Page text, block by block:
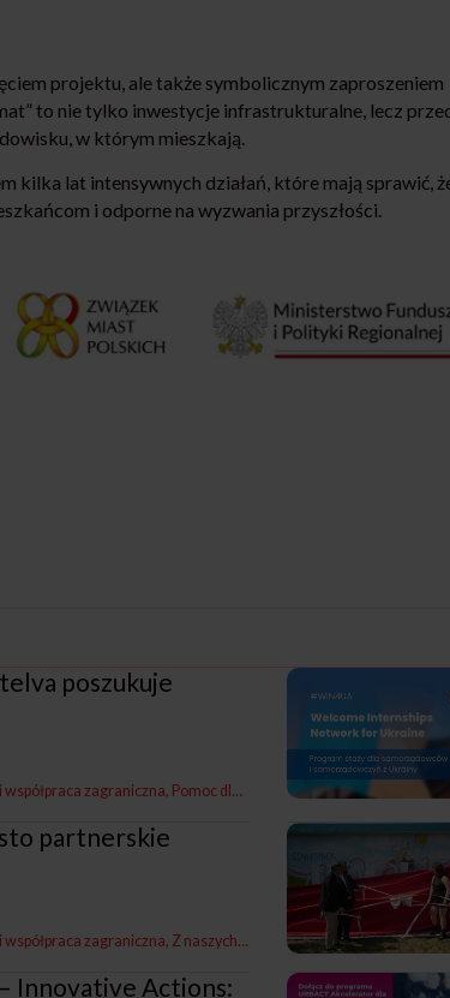
projektu, ale także symbolicznym zaproszeniem
to nie tylko inwestycje infrastrukturalne, lecz
w którym mieszkają.
kilka lat intensywnych działań, które mają sprawić,
i odporne na wyzwania przyszłości.
poszukuje
zagraniczna Pomoc dla Ukrainy
partnerskie
zagraniczna Z naszych miast
Innovative Actions: